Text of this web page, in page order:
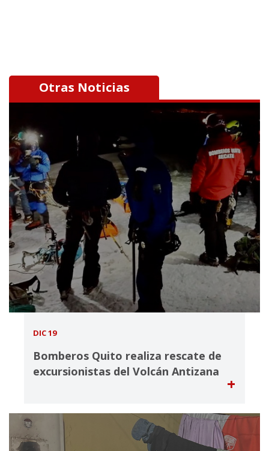
Otras Noticias
DIC 19
Bomberos Quito realiza rescate de
excursionistas del Volcán Antizana
+